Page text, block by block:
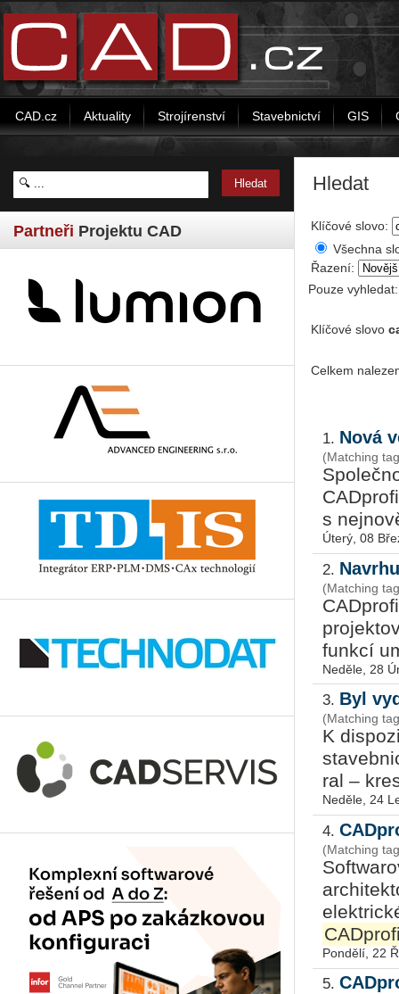
CAD.cz Aktuality Strojírenství Stavebnictví GIS
Partneři Projektu CAD
Hledat
Klíčové slovo:
Všechna
Řazení:
Pouze
Klíčové slovo
Celkem
1. Nová
(Matching
s
Úterý, 08
2.
(Matching
funk­cí
Neděle, 28
3. Byl
(Matching
K
ral –
Neděle, 24
4.
(Matching
Pondělí, 22
5.